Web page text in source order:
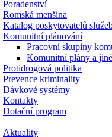
Poradenství
Romská menšina
Katalog poskytovatelů
Komunitní plánování
Pracovní skupiny
Komunitní plány a
Protidrogová politika
Prevence kriminality
Dávkové systémy
Kontakty
Dotační program
Aktuality